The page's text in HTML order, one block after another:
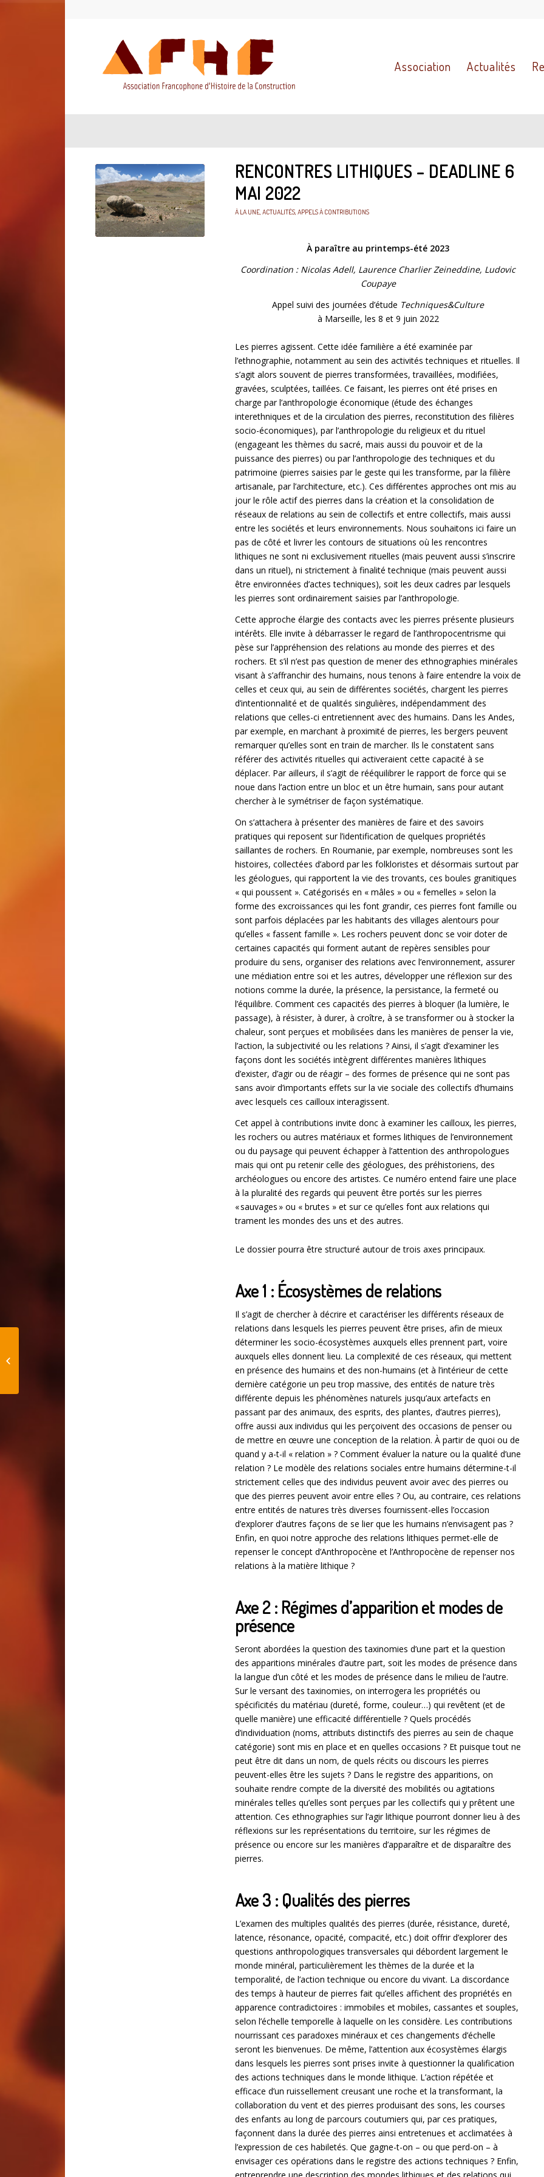
Association Actualités
RENCONTRES LITHIQUES – DEADLINE 6
MAI 2022
À LA UNE, ACTUALITÉS, APPELS À CONTRIBUTIONS
À paraître au printemps-été 2023
Coordination : Nicolas Adell, Laurence Charlier Zeineddine, Ludovic
Coupaye
Appel suivi des journées d’étude Techniques&Culture
à Marseille, les 8 et 9 juin 2022
Les pierres agissent. Cette idée familière a été examinée par
l’ethnographie, notamment au sein des activités techniques et rituelles. Il
s’agit alors souvent de pierres transformées, travaillées, modifiées,
gravées, sculptées, taillées. Ce faisant, les pierres ont été prises en
charge par l’anthropologie économique (étude des échanges
interethniques et de la circulation des pierres, reconstitution des filières
socio-économiques), par l’anthropologie du religieux et du rituel
(engageant les thèmes du sacré, mais aussi du pouvoir et de la
puissance des pierres) ou par l’anthropologie des techniques et du
patrimoine (pierres saisies par le geste qui les transforme, par la filière
artisanale, par l’architecture, etc.). Ces différentes approches ont mis au
jour le rôle actif des pierres dans la création et la consolidation de
réseaux de relations au sein de collectifs et entre collectifs, mais aussi
entre les sociétés et leurs environnements. Nous souhaitons ici faire un
pas de côté et livrer les contours de situations où les rencontres
lithiques ne sont ni exclusivement rituelles (mais peuvent aussi s’inscrire
dans un rituel), ni strictement à finalité technique (mais peuvent aussi
être environnées d’actes techniques), soit les deux cadres par lesquels
les pierres sont ordinairement saisies par l’anthropologie.
Cette approche élargie des contacts avec les pierres présente plusieurs
intérêts. Elle invite à débarrasser le regard de l’anthropocentrisme qui
pèse sur l’appréhension des relations au monde des pierres et des
rochers. Et s’il n’est pas question de mener des ethnographies minérales
visant à s’affranchir des humains, nous tenons à faire entendre la voix de
celles et ceux qui, au sein de différentes sociétés, chargent les pierres
d’intentionnalité et de qualités singulières, indépendamment des
relations que celles-ci entretiennent avec des humains. Dans les Andes,
par exemple, en marchant à proximité de pierres, les bergers peuvent
remarquer qu’elles sont en train de marcher. Ils le constatent sans
référer des activités rituelles qui activeraient cette capacité à se
déplacer. Par ailleurs, il s’agit de rééquilibrer le rapport de force qui se
noue dans l’action entre un bloc et un être humain, sans pour autant
chercher à le symétriser de façon systématique.
On s’attachera à présenter des manières de faire et des savoirs
pratiques qui reposent sur l’identification de quelques propriétés
saillantes de rochers. En Roumanie, par exemple, nombreuses sont les
histoires, collectées d’abord par les folkloristes et désormais surtout par
les géologues, qui rapportent la vie des trovants, ces boules granitiques
« qui poussent ». Catégorisés en « mâles » ou « femelles » selon la
forme des excroissances qui les font grandir, ces pierres font famille ou
sont parfois déplacées par les habitants des villages alentours pour
qu’elles « fassent famille ». Les rochers peuvent donc se voir doter de
certaines capacités qui forment autant de repères sensibles pour
produire du sens, organiser des relations avec l’environnement, assurer
une médiation entre soi et les autres, développer une réflexion sur des
notions comme la durée, la présence, la persistance, la fermeté ou
l’équilibre. Comment ces capacités des pierres à bloquer (la lumière, le
passage), à résister, à durer, à croître, à se transformer ou à stocker la
chaleur, sont perçues et mobilisées dans les manières de penser la vie,
l’action, la subjectivité ou les relations ? Ainsi, il s’agit d’examiner les
façons dont les sociétés intègrent différentes manières lithiques
d’exister, d’agir ou de réagir – des formes de présence qui ne sont pas
sans avoir d’importants effets sur la vie sociale des collectifs d’humains
avec lesquels ces cailloux interagissent.
Cet appel à contributions invite donc à examiner les cailloux, les pierres,
les rochers ou autres matériaux et formes lithiques de l’environnement
ou du paysage qui peuvent échapper à l’attention des anthropologues
mais qui ont pu retenir celle des géologues, des préhistoriens, des
archéologues ou encore des artistes. Ce numéro entend faire une place
à la pluralité des regards qui peuvent être portés sur les pierres
« sauvages » ou « brutes » et sur ce qu’elles font aux relations qui
trament les mondes des uns et des autres.
Le dossier pourra être structuré autour de trois axes principaux.
Axe 1 : Écosystèmes de relations
Il s’agit de chercher à décrire et caractériser les différents réseaux de
relations dans lesquels les pierres peuvent être prises, afin de mieux
déterminer les socio-écosystèmes auxquels elles prennent part, voire
auxquels elles donnent lieu. La complexité de ces réseaux, qui mettent
en présence des humains et des non-humains (et à l’intérieur de cette
dernière catégorie un peu trop massive, des entités de nature très
différente depuis les phénomènes naturels jusqu’aux artefacts en
passant par des animaux, des esprits, des plantes, d’autres pierres),
offre aussi aux individus qui les perçoivent des occasions de penser ou
de mettre en œuvre une conception de la relation. À partir de quoi ou de
quand y a-t-il « relation » ? Comment évaluer la nature ou la qualité d’une
relation ? Le modèle des relations sociales entre humains détermine-t-il
strictement celles que des individus peuvent avoir avec des pierres ou
que des pierres peuvent avoir entre elles ? Ou, au contraire, ces relations
entre entités de natures très diverses fournissent-elles l’occasion
d’explorer d’autres façons de se lier que les humains n’envisagent pas ?
Enfin, en quoi notre approche des relations lithiques permet-elle de
repenser le concept d’Anthropocène et l’Anthropocène de repenser nos
relations à la matière lithique ?
Axe 2 : Régimes d’apparition et modes de
présence
Seront abordées la question des taxinomies d’une part et la question
des apparitions minérales d’autre part, soit les modes de présence dans
la langue d’un côté et les modes de présence dans le milieu de l’autre.
Sur le versant des taxinomies, on interrogera les propriétés ou
spécificités du matériau (dureté, forme, couleur…) qui revêtent (et de
quelle manière) une efficacité différentielle ? Quels procédés
d’individuation (noms, attributs distinctifs des pierres au sein de chaque
catégorie) sont mis en place et en quelles occasions ? Et puisque tout ne
peut être dit dans un nom, de quels récits ou discours les pierres
peuvent-elles être les sujets ? Dans le registre des apparitions, on
souhaite rendre compte de la diversité des mobilités ou agitations
minérales telles qu’elles sont perçues par les collectifs qui y prêtent une
attention. Ces ethnographies sur l’agir lithique pourront donner lieu à des
réflexions sur les représentations du territoire, sur les régimes de
présence ou encore sur les manières d’apparaître et de disparaître des
pierres.
Axe 3 : Qualités des pierres
L’examen des multiples qualités des pierres (durée, résistance, dureté,
latence, résonance, opacité, compacité, etc.) doit offrir d’explorer des
questions anthropologiques transversales qui débordent largement le
monde minéral, particulièrement les thèmes de la durée et la
temporalité, de l’action technique ou encore du vivant. La discordance
des temps à hauteur de pierres fait qu’elles affichent des propriétés en
apparence contradictoires : immobiles et mobiles, cassantes et souples,
selon l’échelle temporelle à laquelle on les considère. Les contributions
nourrissant ces paradoxes minéraux et ces changements d’échelle
seront les bienvenues. De même, l’attention aux écosystèmes élargis
dans lesquels les pierres sont prises invite à questionner la qualification
des actions techniques dans le monde lithique. L’action répétée et
efficace d’un ruissellement creusant une roche et la transformant, la
collaboration du vent et des pierres produisant des sons, les courses
des enfants au long de parcours coutumiers qui, par ces pratiques,
façonnent dans la durée des pierres ainsi entretenues et acclimatées à
l’expression de ces habiletés. Que gagne-t-on – ou que perd-on – à
envisager ces opérations dans le registre des actions techniques ? Enfin,
entreprendre une description des mondes lithiques et des relations qui